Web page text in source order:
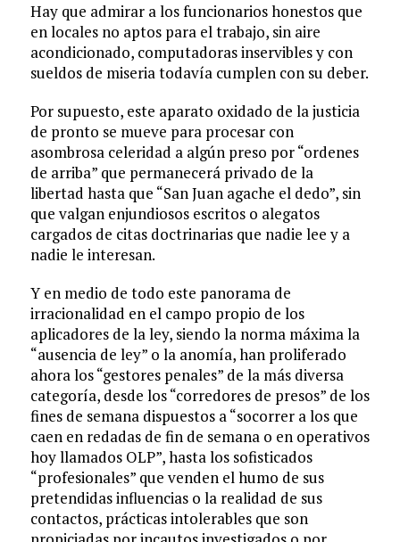
Hay que admirar a los funcionarios honestos que
en locales no aptos para el trabajo, sin aire
acondicionado, computadoras inservibles y con
sueldos de miseria todavía cumplen con su deber.
Por supuesto, este aparato oxidado de la justicia
de pronto se mueve para procesar con
asombrosa celeridad a algún preso por “ordenes
de arriba” que permanecerá privado de la
libertad hasta que “San Juan agache el dedo”, sin
que valgan enjundiosos escritos o alegatos
cargados de citas doctrinarias que nadie lee y a
nadie le interesan.
Y en medio de todo este panorama de
irracionalidad en el campo propio de los
aplicadores de la ley, siendo la norma máxima la
“ausencia de ley” o la anomía, han proliferado
ahora los “gestores penales” de la más diversa
categoría, desde los “corredores de presos” de los
fines de semana dispuestos a “socorrer a los que
caen en redadas de fin de semana o en operativos
hoy llamados OLP”, hasta los sofisticados
“profesionales” que venden el humo de sus
pretendidas influencias o la realidad de sus
contactos, prácticas intolerables que son